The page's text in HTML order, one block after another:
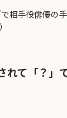
相手役俳優の
れて「？」